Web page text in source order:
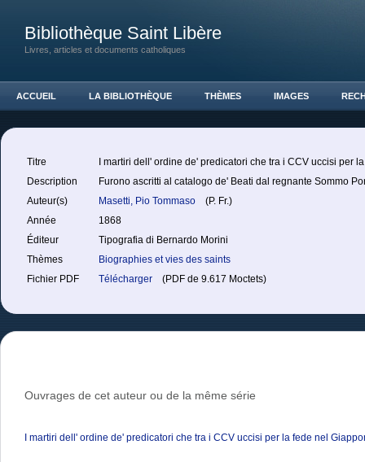
Bibliothèque Saint Libère
Livres, articles et documents catholiques
ACCUEIL LA BIBLIOTHÈQUE THÈMES IMAGES
Titre
I martiri dell' ordine de' predicatori che tra i CCV uccisi per
Description
Furono ascritti al catalogo de' Beati dal regnante Sommo
Auteur(s)
Masetti, Pio Tommaso
(P. Fr.)
Année
1868
Éditeur
Tipografia di Bernardo Morini
Thèmes
Biographies et vies des saints
Fichier PDF
Télécharger (PDF de 9.617 Moctets)
Ouvrages de cet auteur ou de la même série
I martiri dell' ordine de' predicatori che tra i CCV uccisi per la fede nel